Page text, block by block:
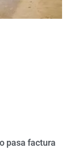
pasa factura